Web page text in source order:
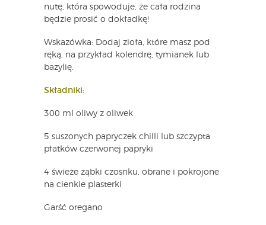
nutę, która spowoduje, że cała rodzina
będzie prosić o dokładkę!
Wskazówka: Dodaj zioła, które masz pod
ręką, na przykład kolendrę, tymianek lub
bazylię.
Składniki:
300 ml oliwy z oliwek
5 suszonych papryczek chilli lub szczypta
płatków czerwonej papryki
4 świeże ząbki czosnku, obrane i pokrojone
na cienkie plasterki
Garść oregano